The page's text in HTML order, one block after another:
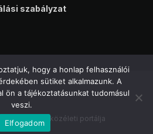
szabályzat
online közéleti portálja
hogy a honlap felhasználói
sütiket alkalmazunk. A
ön a tájékoztatásunkat tudomásul
veszi.
Elfogadom